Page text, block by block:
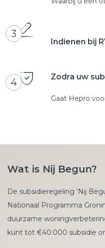
3
Indienen bij
4 Zodra uw
Gaat Hepro
Wat is Nij Begun?
De subsidieregeling ‘Nij
Nationaal Programma
duurzame
kunt tot €40.000 subsidie